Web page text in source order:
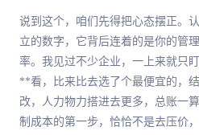
说到这个，咱们先得把心态摆正。
立的数字，它背后连着的是你的管
率。我见过不少企业，一上来就只
**看，比来比去选了个最便宜的，
改，人力物力搭进去更多，总账一
制成本的第一步，恰恰不是去压价